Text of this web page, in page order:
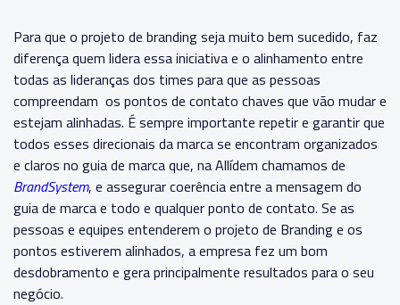
Para que o projeto de branding seja muito bem sucedido, faz
diferença quem lidera essa iniciativa e o alinhamento entre
todas as lideranças dos times para que as pessoas
compreendam os pontos de contato chaves que vão mudar e
estejam alinhadas. É sempre importante repetir e garantir que
todos esses direcionais da marca se encontram organizados
e claros no guia de marca que, na Allídem chamamos de
BrandSystem, e assegurar coerência entre a mensagem do
guia de marca e todo e qualquer ponto de contato. Se as
pessoas e equipes entenderem o projeto de Branding e os
pontos estiverem alinhados, a empresa fez um bom
desdobramento e gera principalmente resultados para o seu
negócio.